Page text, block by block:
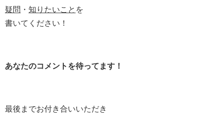
疑問 ・ 知りたいこと を
書いてください！
あなたのコメントを待ってます！
最後までお付き合いいただき